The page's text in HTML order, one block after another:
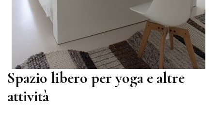
Spazio libero per yoga e altre
attività